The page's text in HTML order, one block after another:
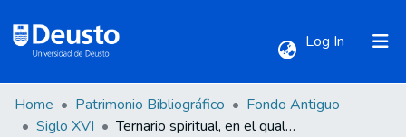
Log In (current)
Communities & Collections
Home Patrimonio Bibliográfico
Fondo Antiguo
Siglo XVI
Ternario spiritual, en el qual se contienen tres Auctos sacados de la sagrada scriptura ... / Agora de nueuo compuestos y meiorados por Iuan Timoneda.